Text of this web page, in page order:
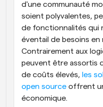
d'une communauté
soient polyvalentes,
de fonctionnalités qui
éventail de besoins
Contrairement aux
peuvent être assortis
de coûts élevés, les
open source offrent
économique.